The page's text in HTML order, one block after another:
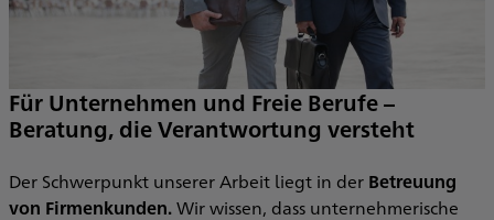
Für Unternehmen und Freie Berufe –
Beratung, die Verantwortung versteht
Der Schwerpunkt unserer Arbeit liegt in der Betreuung
von Firmenkunden.Wir wissen, dass unternehmerische